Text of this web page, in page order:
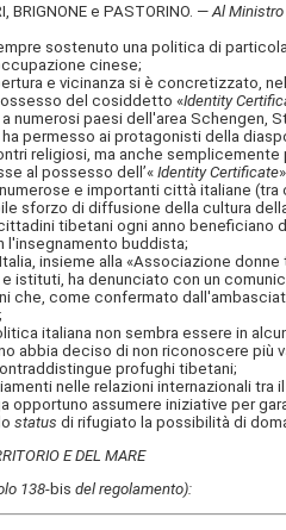
BRIGNONE e PASTORINO. —Al
sostenuto una politica di
cinese;
e vicinanza si è concretizzato, nel
del cosiddetto «Identity
numerosi paesi dell'area Schengen,
ai protagonisti della
religiosi, ma anche
al possesso dell’« Identity Certificate
e importanti città italiane (tra
sforzo di diffusione della cultura
tibetani ogni anno beneficiano
buddista;
insieme alla «Associazione donne
istituti, ha denunciato con un
come confermato
italiana non sembra essere in
deciso di non riconoscere più
profughi tibetani;
nelle relazioni internazionali tra il
assumere iniziative per
status di rifugiato la possibilità di
E DEL MARE
138-bis del regolamento):